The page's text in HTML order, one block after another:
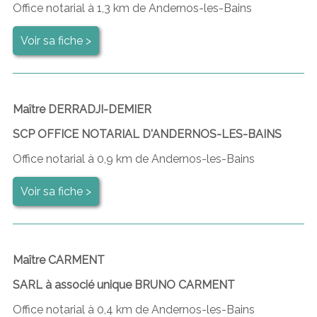
Office notarial à 1,3 km de Andernos-les-Bains
Voir sa fiche >
Maître DERRADJI-DEMIER
SCP OFFICE NOTARIAL D'ANDERNOS-LES-BAINS
Office notarial à 0,9 km de Andernos-les-Bains
Voir sa fiche >
Maître CARMENT
SARL à associé unique BRUNO CARMENT
Office notarial à 0,4 km de Andernos-les-Bains